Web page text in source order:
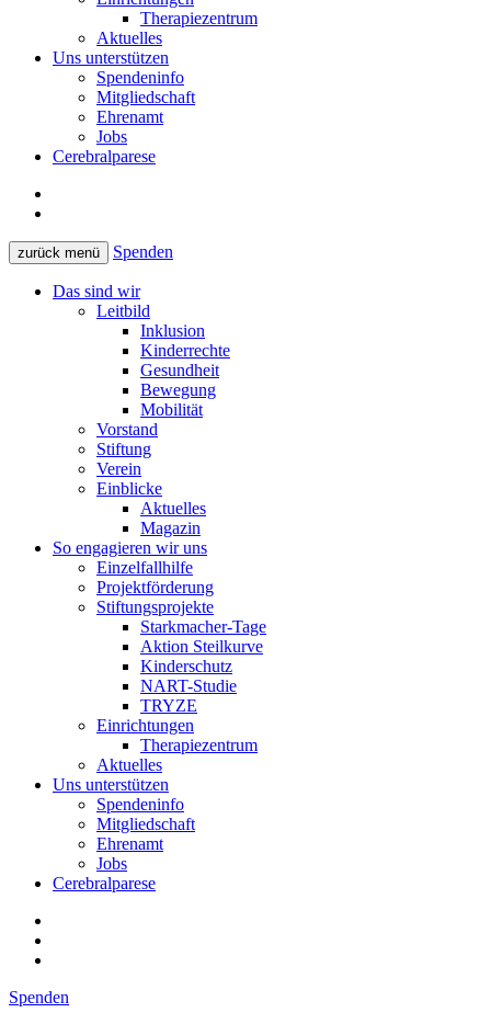
Therapiezentrum
Aktuelles
Uns unterstützen
Spendeninfo
Mitgliedschaft
Ehrenamt
Jobs
Cerebralparese
zurück menü Spenden
Das sind wir
Leitbild
Inklusion
Kinderrechte
Gesundheit
Bewegung
Mobilität
Vorstand
Stiftung
Verein
Einblicke
Aktuelles
Magazin
So engagieren wir uns
Einzelfallhilfe
Projektförderung
Stiftungsprojekte
Starkmacher-Tage
Aktion Steilkurve
Kinderschutz
NART-Studie
TRYZE
Einrichtungen
Therapiezentrum
Aktuelles
Uns unterstützen
Spendeninfo
Mitgliedschaft
Ehrenamt
Jobs
Cerebralparese
Spenden